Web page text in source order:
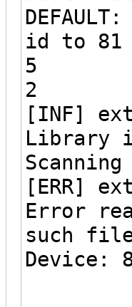
id to 81
2
[INF]
Library
[ERR]
Error
such
Device: